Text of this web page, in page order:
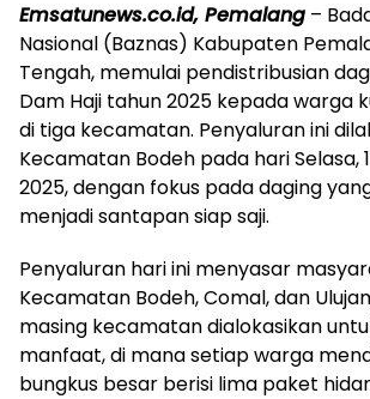
Emsatunews.co.id, Pemalang –
Nasional (Baznas) Kabupaten
Tengah, memulai pendistribusian
Dam Haji tahun 2025 kepada warga
di tiga kecamatan. Penyaluran ini
Kecamatan Bodeh pada hari Selasa,
2025, dengan fokus pada daging
menjadi santapan siap saji.
Penyaluran hari ini menyasar
Kecamatan Bodeh, Comal, dan
masing kecamatan dialokasikan
manfaat, di mana setiap warga
bungkus besar berisi lima paket